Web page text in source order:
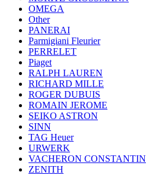
OMEGA
Other
PANERAI
Parmigiani Fleurier
PERRELET
Piaget
RALPH LAUREN
RICHARD MILLE
ROGER DUBUIS
ROMAIN JEROME
SEIKO ASTRON
SINN
TAG Heuer
URWERK
VACHERON CONSTANTIN
ZENITH